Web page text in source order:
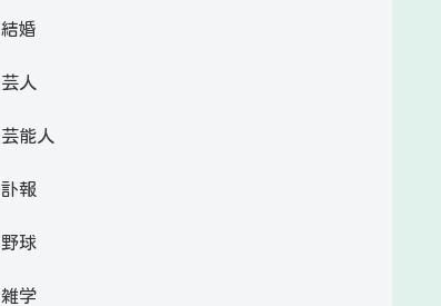
結婚
芸人
芸能人
訃報
野球
雑学